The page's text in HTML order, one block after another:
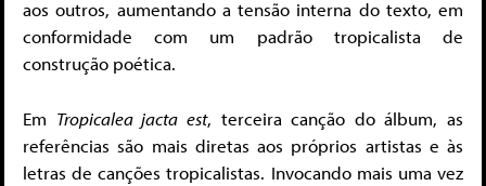
aos outros, aumentando a tensão interna do texto, em
conformidade com um padrão tropicalista de
construção poética.
Em Tropicalea jacta est, terceira canção do álbum, as
referências são mais diretas aos próprios artistas e às
letras de canções tropicalistas. Invocando mais uma vez